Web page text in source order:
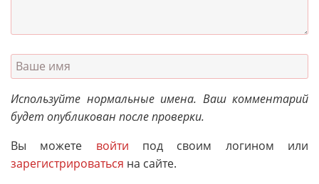
Используйте нормальные имена. Ваш комментарий
будет опубликован после проверки.
Вы можете войти под своим логином или
зарегистрироваться на сайте.